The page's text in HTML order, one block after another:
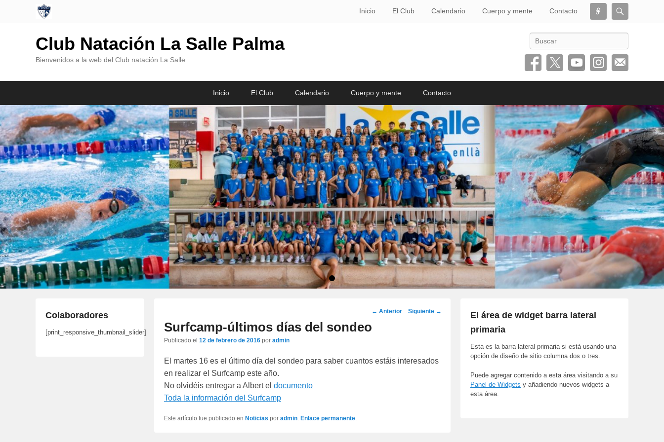
Conectar
Inicio El Club Calendario Cuerpo y mente Contacto
Club Natación La Salle Palma
Bienvenidos a la web del Club natación La Salle
Buscar
contenido
principal
contenido
secundario
Inicio El Club Calendario Cuerpo y mente Contacto
•
Navegación
← Anterior Siguiente →
Surfcamp-últimos días del sondeo
Publicado el 12 de febrero de 2016 por admin
El martes 16 es el último día del sondeo para saber cuantos estáis interesados
en realizar el Surfcamp este año.
No olvidéis entregar a Albert el documento
Toda la información del Surfcamp
Este artículo fue publicado en Noticias por admin Enlace permanente
El área de widget barra lateral
primaria
Esta es la barra lateral primaria si está usando una
opción de diseño de sitio columna dos o tres.
Puede agregar contenido a esta área visitando a su
Panel de Widgets y añadiendo nuevos widgets a
esta área.
Colaboradores
[print_responsive_thumbnail_slider]